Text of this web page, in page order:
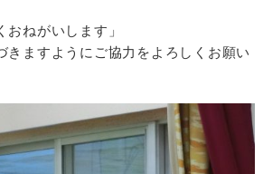
おねがいします」
きますようにご協力をよろしくお願い